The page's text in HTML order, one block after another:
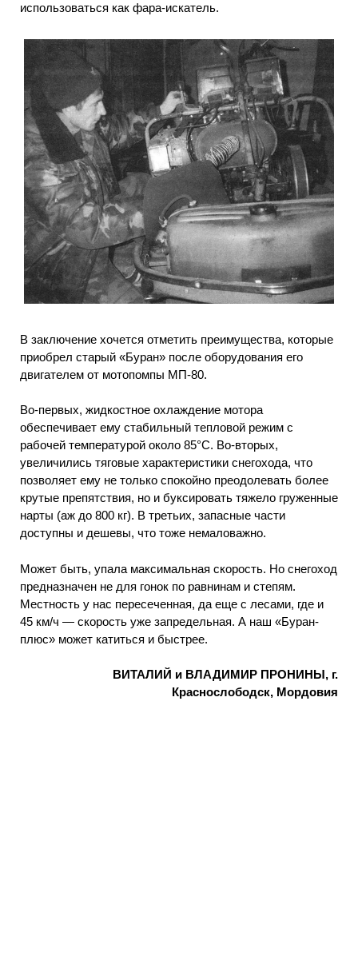
использоваться как фара-искатель.
В заключение хочется отметить преимущества, которые
приобрел старый «Буран» после оборудования его
двигателем от мотопомпы МП-80.
Во-первых, жидкостное охлаждение мотора
обеспечивает ему стабильный тепловой режим с
рабочей температурой около 85°С. Во-вторых,
увеличились тяговые характеристики снегохода, что
позволяет ему не только спокойно преодолевать более
крутые препятствия, но и буксировать тяжело груженные
нарты (аж до 800 кг). В третьих, запасные части
доступны и дешевы, что тоже немаловажно.
Может быть, упала максимальная скорость. Но снегоход
предназначен не для гонок по равнинам и степям.
Местность у нас пересеченная, да еще с лесами, где и
45 км/ч — скорость уже запредельная. А наш «Буран-
плюс» может катиться и быстрее.
ВИТАЛИЙ и ВЛАДИМИР ПРОНИНЫ, г.
Краснослободск, Мордовия